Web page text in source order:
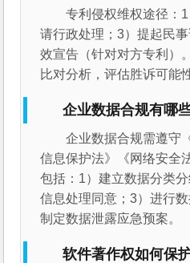
专利侵权维权途径：
请行政处理；3）提起民
效宣告（针对对方专利）
比对分析，评估胜诉可能
企业数据合规有哪
企业数据合规需遵守
信息保护法》《网络安全
包括：1）建立数据分类
信息处理同意；3）进行数
制定数据泄露应急预案。
软件著作权如何保